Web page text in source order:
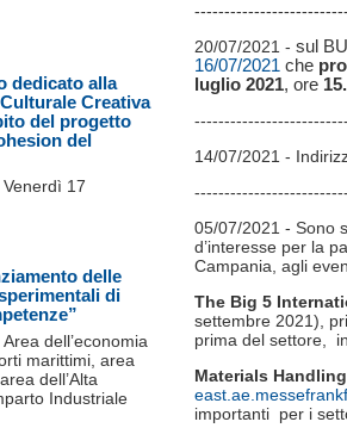
20/07/2021 - sul
16/07/2021 che
luglio 2021, ore
14/07/2021 -
05/07/2021 - Sono
d’interesse per la
Campania, agli
The Big 5
settembre 2021),
prima del settore,
Materials
importanti per i
dedicato alla
Creativa
del progetto
del
Venerdì 17
delle
di
Area dell’economia
marittimi, area
dell’Alta
Industriale